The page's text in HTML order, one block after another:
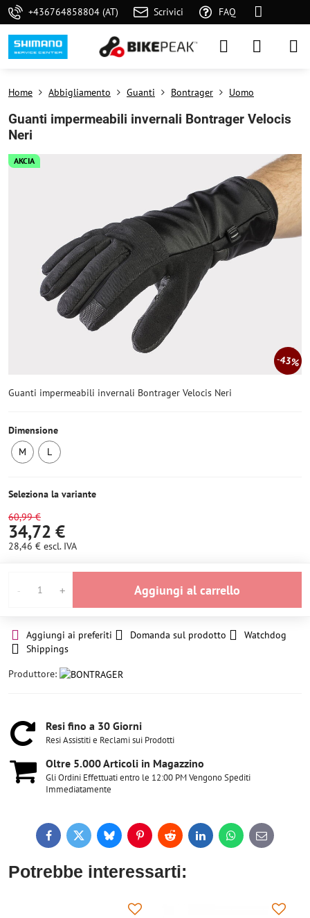
+436764858804 (AT) Scrivici FAQ
AKCIA
43%
Home Abbigliamento Guanti Bontrager Uomo
Guanti impermeabili invernali Bontrager Velocis
Neri
Guanti impermeabili invernali Bontrager Velocis Neri
Dimensione
M
L
Seleziona la variante
60,99 €
34,72 €
28,46 € escl. IVA
Aggiungi al carrello
Aggiungi ai preferiti Domanda sul prodotto
Watchdog
Shippings
Produttore:
Resi fino a 30 Giorni
Resi Assistiti e Reclami sui Prodotti
Oltre 5​.000 Articoli in Magazzino
Gli Ordini Effettuati entro le 12:00 PM Vengono Spediti
Immediatamente
FacebookTwitterBlueskyPinterestReddit LinkedInWhatsApp
E-
mail
Potrebbe interessarti: